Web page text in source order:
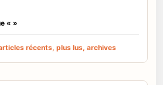
« »
récents, plus lus, archives